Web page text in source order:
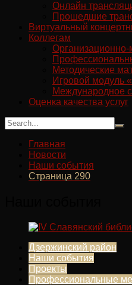
Онлайн
Прошедшие
Виртуальный
Коллегам
Организационно-
Методические
Игровой модуль
Международное
Оценка качества услуг
Главная
Новости
Наши события
Страница 290
Дзержинский район
Наши события
Проекты
Профессиональные